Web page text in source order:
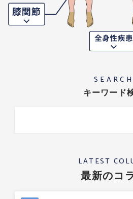
SEARCH
キーワード
LATEST
最新のコ